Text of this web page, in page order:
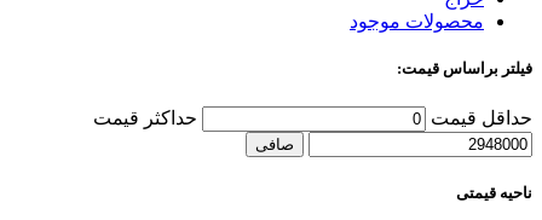
محصولات موجود
فیلتر براساس قیمت:
حداقل قیمت حداكثر قيمت
صافی
ناحیه قیمتی